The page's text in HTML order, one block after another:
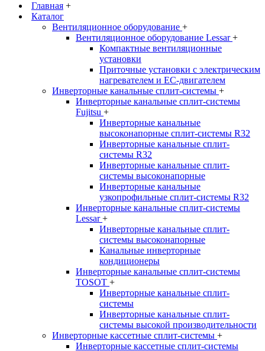
Главная +
Каталог
Вентиляционное оборудование +
Вентиляционное оборудование Lessar+
Компактные вентиляционные
установки
Приточные установки с электрическим
нагревателем и EC-двигателем
Инверторные канальные сплит-системы +
Инверторные канальные сплит-системы
Fujitsu +
Инверторные канальные
высоконапорные сплит-системы R32
Инверторные канальные сплит-
системы R32
Инверторные канальные сплит-
системы высоконапорные
Инверторные канальные
узкопрофильные сплит-системы R32
Инверторные канальные сплит-системы
Lessar+
Инверторные канальные сплит-
системы высоконапорные
Канальные инверторные
кондиционеры
Инверторные канальные сплит-системы
TOSOT +
Инверторные канальные сплит-
системы
Инверторные канальные сплит-
системы высокой производительности
Инверторные кассетные сплит-системы +
Инверторные кассетные сплит-системы